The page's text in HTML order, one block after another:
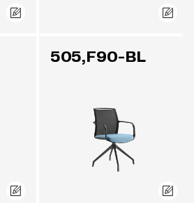
505,F90-BL